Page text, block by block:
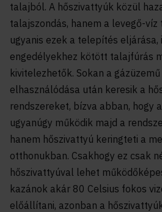
talajból. A hőszivattyúk közül
talajszondás, hanem a levegő-
ugyanis ezek a telepítés
engedélyekhez kötött talajfúrás
kivitelezhetők. Sokan a
elhasználódása után keresik a
rendszereket, bízva abban, hogy
ugyanúgy működik majd a
hanem hőszivattyú keringteti a
otthonukban. Csakhogy ez csak
hőszivattyúval lehet
kazánok akár 80 Celsius fokos
előállítani, azonban a